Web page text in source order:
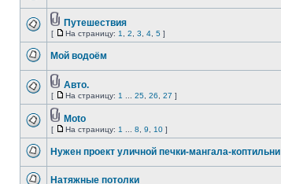
Путешествия
[ На страницу: 1 2 3 4 5 ]
Мой водоём
Авто.
[ На страницу: 1 25 26 27 ]
Moto
[ На страницу: 1 8 9 10 ]
Нужен проект уличной печки-мангала-коптильни
Натяжные потолки